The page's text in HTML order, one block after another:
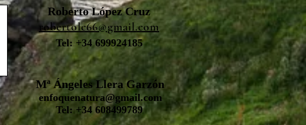
Roberto López Cruz
robertolc66@gmail.com
Tel: +34 699924185
Mª Ángeles Llera Garzón
enfoquenatura@gmail.com
Tel: +34 608499789